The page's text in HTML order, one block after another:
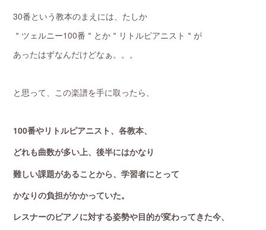
30番という教本のまえには、たしか
＂ツェルニー100番＂とか＂リトルピアニスト＂が
あったはずなんだけどなぁ。。。
と思って、この楽譜を手に取ったら、
100番やリトルピアニスト、各教本、
どれも曲数が多い上、後半にはかなり
難しい課題があることから、学習者にとって
かなりの負担がかかっていた。
レスナーのピアノに対する姿勢や目的が変わってきた今、